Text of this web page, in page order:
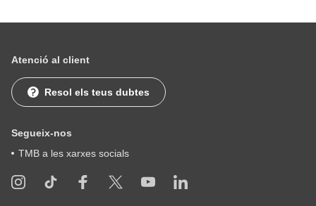
Atenció al client
Resol els teus dubtes
Segueix-nos
TMB a les xarxes socials